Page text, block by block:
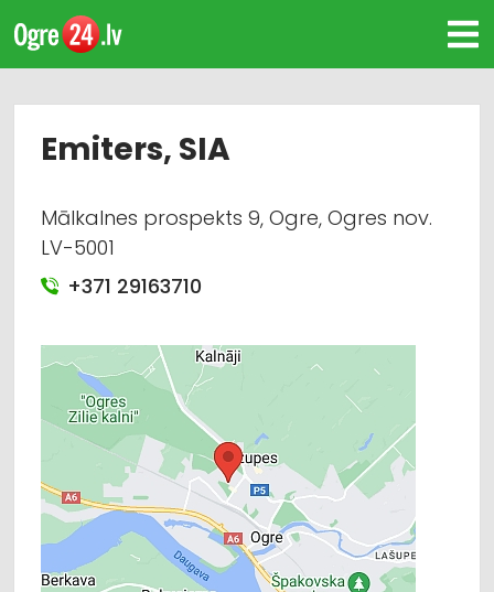
Emiters, SIA
Mālkalnes prospekts 9, Ogre, Ogres nov.
LV-5001
+371 29163710